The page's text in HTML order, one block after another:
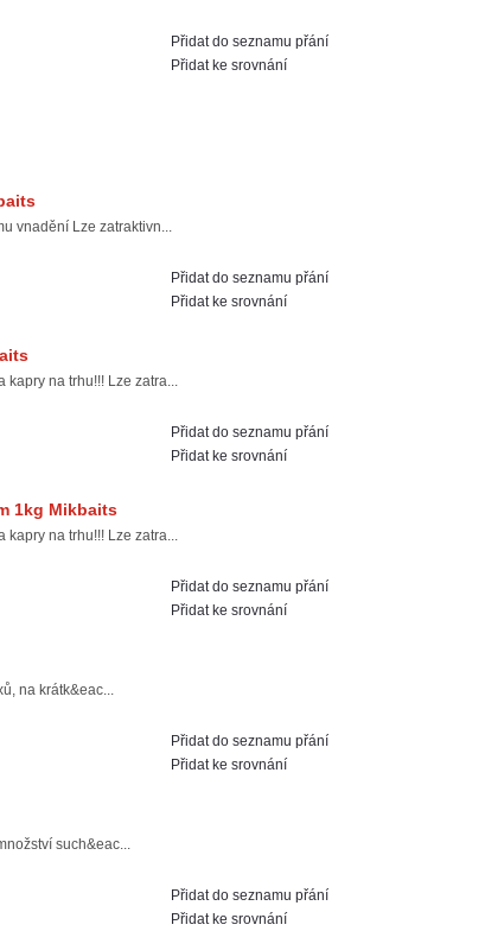
Přidat do seznamu přání
Přidat ke srovnání
vnadění Lze zatraktivn...
Přidat do seznamu přání
Přidat ke srovnání
na trhu!!! Lze zatra...
Přidat do seznamu přání
Přidat ke srovnání
1kg Mikbaits
na trhu!!! Lze zatra...
Přidat do seznamu přání
Přidat ke srovnání
na krátk&eac...
Přidat do seznamu přání
Přidat ke srovnání
such&eac...
Přidat do seznamu přání
Přidat ke srovnání